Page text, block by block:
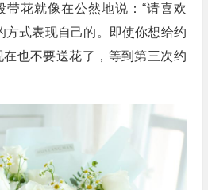
带花就像在公然地说：“请喜欢
方式表现自己的。即使你想给约
也不要送花了，等到第三次约